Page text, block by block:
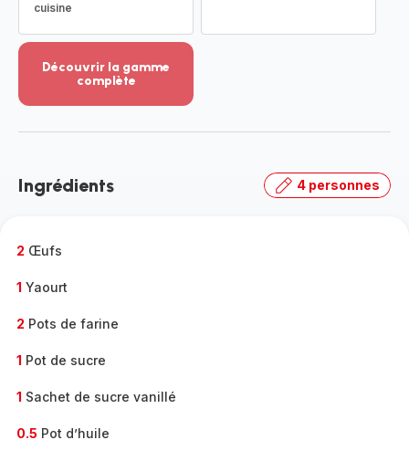
cuisine
Découvrir la gamme
complète
-
gamme
Ingrédients 4 personnes
2 Œufs
1 Yaourt
2 Pots de farine
1 Pot de sucre
1 Sachet de sucre vanillé
0.5 Pot d’huile